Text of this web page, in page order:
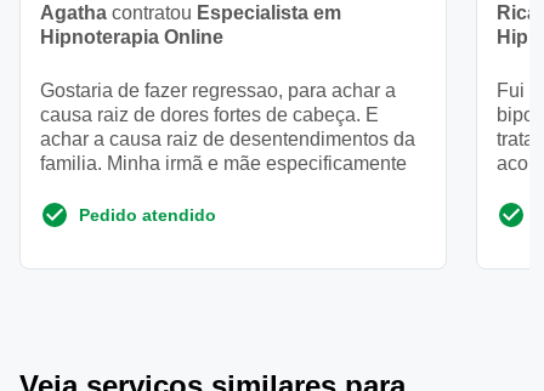
Agatha contratou Especialista em
Hipnoterapia Online
Gostaria de fazer regressao, para achar a
causa raiz de dores fortes de cabeça. E
achar a causa raiz de desentendimentos da
familia. Minha irmã e mãe especificamente
Pedido atendido
Fui